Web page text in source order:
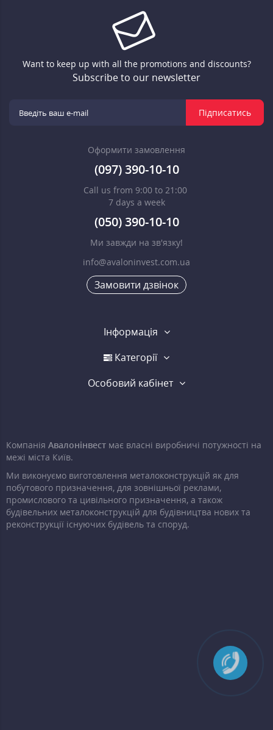
Want to keep up with all the promotions and discounts?
Subscribe to our newsletter
Підписатись
Оформити замовлення
(097) 390-10-10
Call us from 9:00 to 21:00
7 days a week
(050) 390-10-10
Ми завжди на зв'язку!
info@avaloninvest.com.ua
Замовити дзвінок
Інформація
Категорії
Особовий кабінет
Компанія Авалонінвест має власні виробничі потужності на
межі міста Київ.
Ми виконуємо виготовлення металоконструкцій як для
побутового призначення, для зовнішньої реклами,
промислового та цивільного призначення, а також
будівельних металоконструкцій для будівництва нових та
реконструкції існуючих будівель та споруд.